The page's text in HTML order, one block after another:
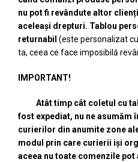
nu pot fi revândute altor
aceleași drepturi. Tablou
returnabil (este personalizat
ta, ceea ce face imposibilă
IMPORTANT!
Atât timp cât coletul cu
fost expediat, nu ne asumăm
curierilor din anumite zone
modul prin care curierii iși
aceea nu toate comenzile